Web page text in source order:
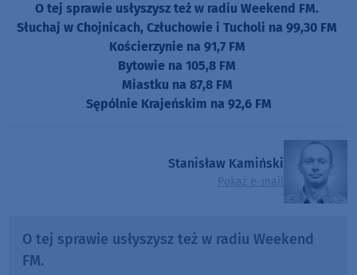
O tej sprawie usłyszysz też w radiu Weekend FM.
Słuchaj w Chojnicach, Człuchowie i Tucholi na 99,30 FM
Kościerzynie na 91,7 FM
Bytowie na 105,8 FM
Miastku na 87,8 FM
Sępólnie Krajeńskim na 92,6 FM
Stanisław Kamiński
Pokaż e-mail
O tej sprawie usłyszysz też w radiu Weekend
FM.